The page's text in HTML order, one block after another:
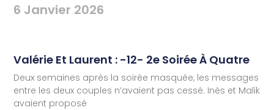
6 Janvier 2026
Valérie Et Laurent : -12- 2e Soirée À Quatre
Deux semaines après la soirée masquée, les messages
entre les deux couples n’avaient pas cessé. Inès et Malik
avaient proposé